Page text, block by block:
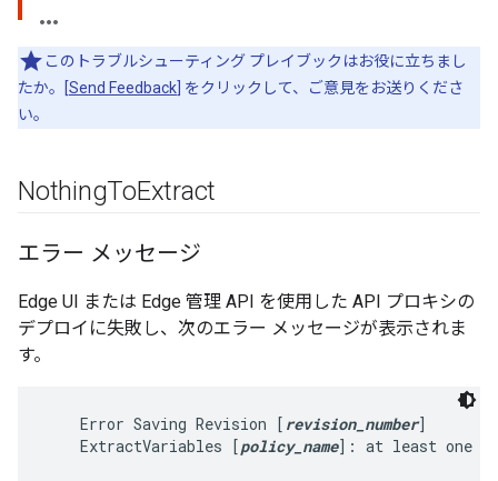
このトラブルシューティング プレイブックはお役に立ちまし
たか。[Send Feedback ] をクリックして、ご意見をお送りくださ
い。
NothingToExtract
エラー メッセージ
Edge UI または Edge 管理 API を使用した API プロキシの
デプロイに失敗し、次のエラー メッセージが表示されま
す。
    Error Saving Revision [
revision_number]
    ExtractVariables [
policy_name]: at least one of